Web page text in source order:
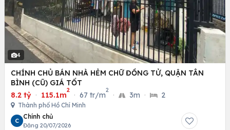
4
CHÍNH CHỦ BÁN NHÀ HẺM CHỮ ĐỒNG TỬ, QUẬN TÂN
BÌNH (CŨ) GIÁ TỐT
8.2 tỷ · 115.1m
2
· 67 tr/m
2
· 3m · 2
Thành phố Hồ Chí Minh
C
Chính chủ
Đăng 20/07/2026